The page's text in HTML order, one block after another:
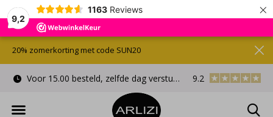
9,2
1163 Reviews ×
Voor 15.00 besteld, zelfde dag verstuurd Gratis
9.2
20% zomerkorting met code SUN20